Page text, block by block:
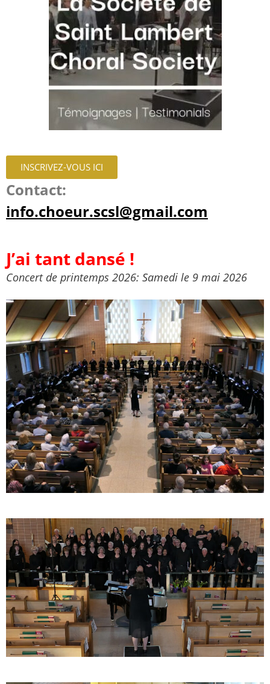
INSCRIVEZ-VOUS ICI
Contact:
info.choeur.scsl@gmail.com
J’ai tant dansé !
Concert de printemps 2026: Samedi le 9 mai 2026